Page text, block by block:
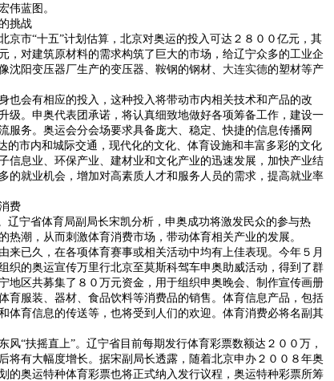
伟蓝图。
挑战
市“十五”计划估算，北京对奥运的投入可达２８００亿元，其
，对建筑原材料的需求构筑了巨大的市场，给辽宁众多的工业企
沈阳变压器厂生产的变压器、鞍钢的钢材、 大连实德的塑材等产
会有相应的投入，这种投入将带动市内相关技术和产品的改
级。申奥代表团承诺，将认真细致地做好各项筹备工作，建设一
服务。奥运会分会场要求具备庞大、稳定、快捷的信息传播网
的市内和城际交通，现代化的文化、体育设施和丰富多彩的文化
信息业、环保产业、建材业和文化产业的迅速发展，加快产业结
的就业机会，增加对高素质人才和服务人员的需求，提高就业率
费
宁省体育局副局长宋凯分析，申奥成功将激发民众的参与热
热潮，从而刺激体育消费市场，带动体育相关产业的发展。
已久，在各项体育赛事或相关活动中均有上佳表现。今年５月
织的奥运宣传万里行北京至莫斯科驾车申奥助威活动，得到了群
地区共募集了８０万元资金，用于组织申奥晚会、制作宣传画册
育服装、器材、食品饮料等消费品的销售。体育信息产品，包括
体育信息的传送等，也将受到人们的欢迎。体育消费必将名副其
“扶摇直上”。辽宁省目前每期发行体育彩票数额达２００万，
将有大幅度增长。据宋副局长透露，随着北京申办２００８年奥
的奥运特种体育彩票也将正式纳入发行议程，奥运特种彩票所筹